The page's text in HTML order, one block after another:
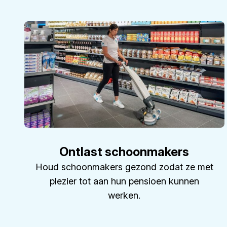
Ontlast schoonmakers
Houd schoonmakers gezond zodat ze met
plezier tot aan hun pensioen kunnen
werken.